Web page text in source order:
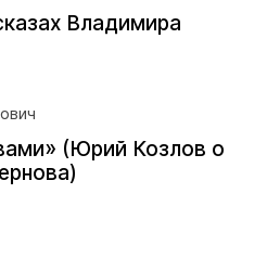
Владимира
(Юрий Козлов о